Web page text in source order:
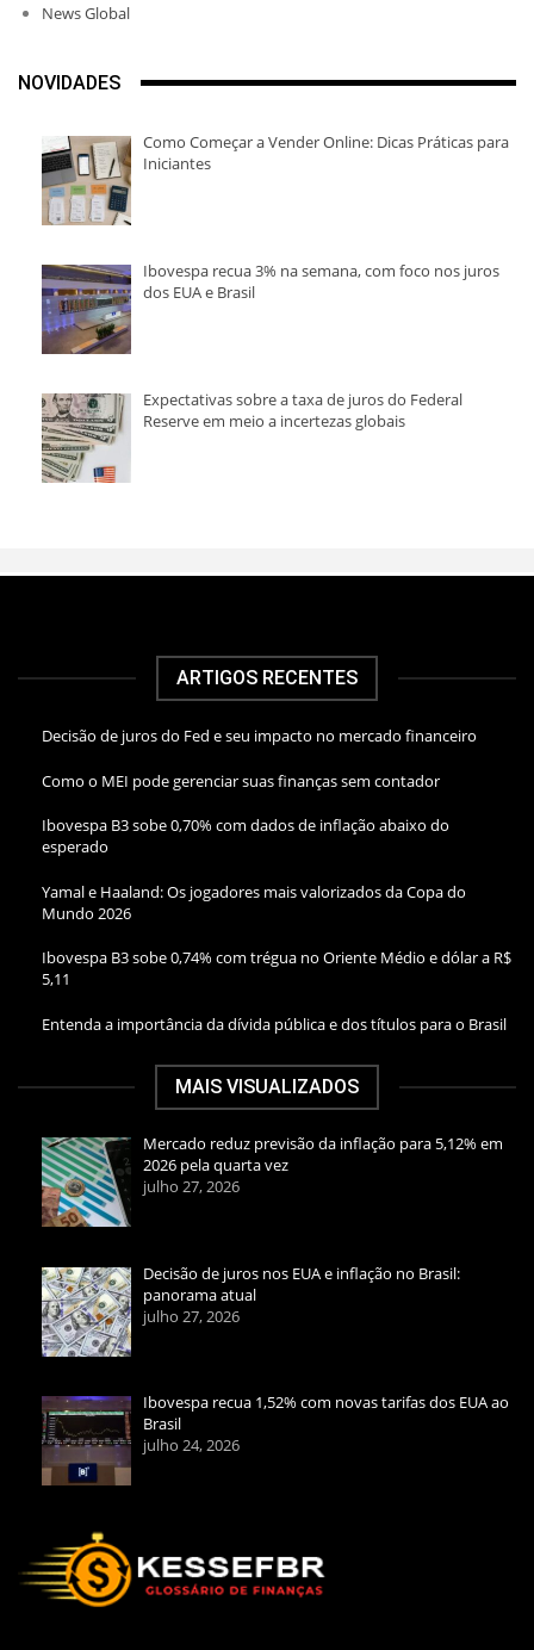
News Global
NOVIDADES
Como Começar a Vender Online: Dicas Práticas para
Iniciantes
Ibovespa recua 3% na semana, com foco nos juros
dos EUA e Brasil
Expectativas sobre a taxa de juros do Federal
Reserve em meio a incertezas globais
ARTIGOS RECENTES
Decisão de juros do Fed e seu impacto no mercado financeiro
Como o MEI pode gerenciar suas finanças sem contador
Ibovespa B3 sobe 0,70% com dados de inflação abaixo do
esperado
Yamal e Haaland: Os jogadores mais valorizados da Copa do
Mundo 2026
Ibovespa B3 sobe 0,74% com trégua no Oriente Médio e dólar a R$
5,11
Entenda a importância da dívida pública e dos títulos para o Brasil
MAIS VISUALIZADOS
Mercado reduz previsão da inflação para 5,12% em
2026 pela quarta vez
julho 27, 2026
Decisão de juros nos EUA e inflação no Brasil:
panorama atual
julho 27, 2026
Ibovespa recua 1,52% com novas tarifas dos EUA ao
Brasil
julho 24, 2026